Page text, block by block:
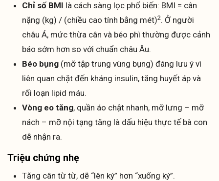
Chỉ số BMI là cách sàng lọc phổ biến: BMI = cân
nặng (kg) / (chiều cao tính bằng mét)2. Ở người
châu Á, mức thừa cân và béo phì thường được cảnh
báo sớm hơn so với chuẩn châu Âu.
Béo bụng (mỡ tập trung vùng bụng) đáng lưu ý vì
liên quan chặt đến kháng insulin, tăng huyết áp và
rối loạn lipid máu.
Vòng eo tăng, quần áo chật nhanh, mỡ lưng – mỡ
nách – mỡ nội tạng tăng là dấu hiệu thực tế bà con
dễ nhận ra.
Triệu chứng nhẹ
Tăng cân từ từ, dễ “lên ký” hơn “xuống ký”.